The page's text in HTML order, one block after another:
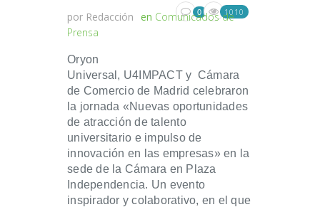
por Redacción en Comunicados de
Prensa
0 1010
Oryon
Universal, U4IMPACT y Cámara
de Comercio de Madrid celebraron
la jornada «Nuevas oportunidades
de atracción de talento
universitario e impulso de
innovación en las empresas» en la
sede de la Cámara en Plaza
Independencia. Un evento
inspirador y colaborativo, en el que